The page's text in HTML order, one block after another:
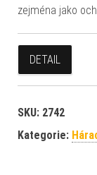
zejména jako
DETAIL
SKU: 2742
Kategorie: